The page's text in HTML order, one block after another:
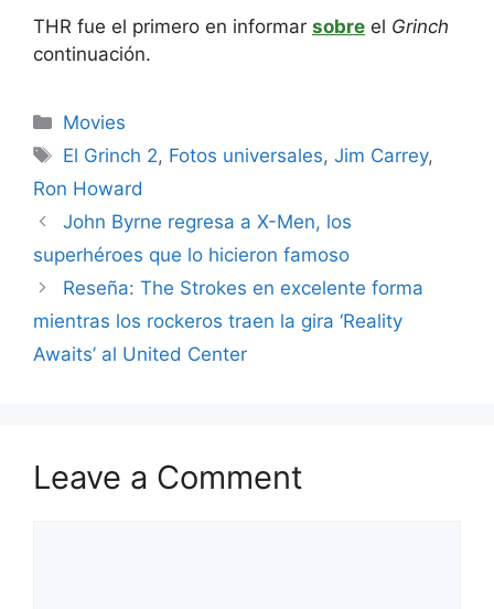
THR fue el primero en informar sobre el Grinch
continuación.
Categories
Movies
Tags
El Grinch 2, Fotos universales,Jim Carrey,
Ron Howard
John Byrne regresa a X-Men, los
superhéroes que lo hicieron famoso
Reseña: The Strokes en excelente forma
mientras los rockeros traen la gira ‘Reality
Awaits’ al United Center
Leave a Comment